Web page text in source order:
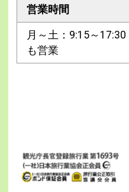
営業時間
月～土：9:15～
も営業